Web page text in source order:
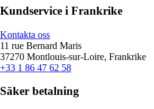
Kundservice i Frankrike
Kontakta oss
11 rue Bernard Maris
37270 Montlouis-sur-Loire, Frankrike
+33 1 86 47 62 58
Säker betalning